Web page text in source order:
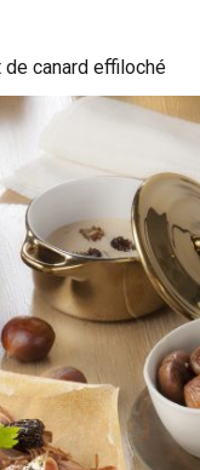
canard effiloché